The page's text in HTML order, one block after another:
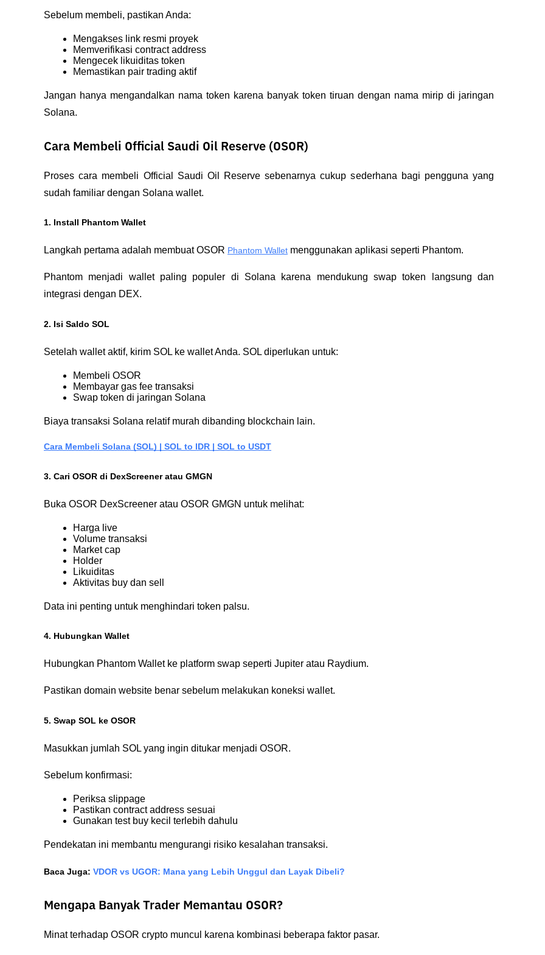
Sebelum membeli, pastikan Anda:
Mengakses link resmi proyek
Memverifikasi contract address
Mengecek likuiditas token
Memastikan pair trading aktif
Jangan hanya mengandalkan nama token karena banyak token tiruan dengan nama mirip di jaringan
Solana.
Cara Membeli Official Saudi Oil Reserve (OSOR)
Proses cara membeli Official Saudi Oil Reserve sebenarnya cukup sederhana bagi pengguna yang
sudah familiar dengan Solana wallet.
1. Install Phantom Wallet
Langkah pertama adalah membuat OSOR Phantom Wallet menggunakan aplikasi seperti Phantom.
Phantom menjadi wallet paling populer di Solana karena mendukung swap token langsung dan
integrasi dengan DEX.
2. Isi Saldo SOL
Setelah wallet aktif, kirim SOL ke wallet Anda. SOL diperlukan untuk:
Membeli OSOR
Membayar gas fee transaksi
Swap token di jaringan Solana
Biaya transaksi Solana relatif murah dibanding blockchain lain.
Cara Membeli Solana (SOL) | SOL to IDR | SOL to USDT
3. Cari OSOR di DexScreener atau GMGN
Buka OSOR DexScreener atau OSOR GMGN untuk melihat:
Harga live
Volume transaksi
Market cap
Holder
Likuiditas
Aktivitas buy dan sell
Data ini penting untuk menghindari token palsu.
4. Hubungkan Wallet
Hubungkan Phantom Wallet ke platform swap seperti Jupiter atau Raydium.
Pastikan domain website benar sebelum melakukan koneksi wallet.
5. Swap SOL ke OSOR
Masukkan jumlah SOL yang ingin ditukar menjadi OSOR.
Sebelum konfirmasi:
Periksa slippage
Pastikan contract address sesuai
Gunakan test buy kecil terlebih dahulu
Pendekatan ini membantu mengurangi risiko kesalahan transaksi.
Baca Juga: VDOR vs UGOR: Mana yang Lebih Unggul dan Layak Dibeli?
Mengapa Banyak Trader Memantau OSOR?
Minat terhadap OSOR crypto muncul karena kombinasi beberapa faktor pasar.